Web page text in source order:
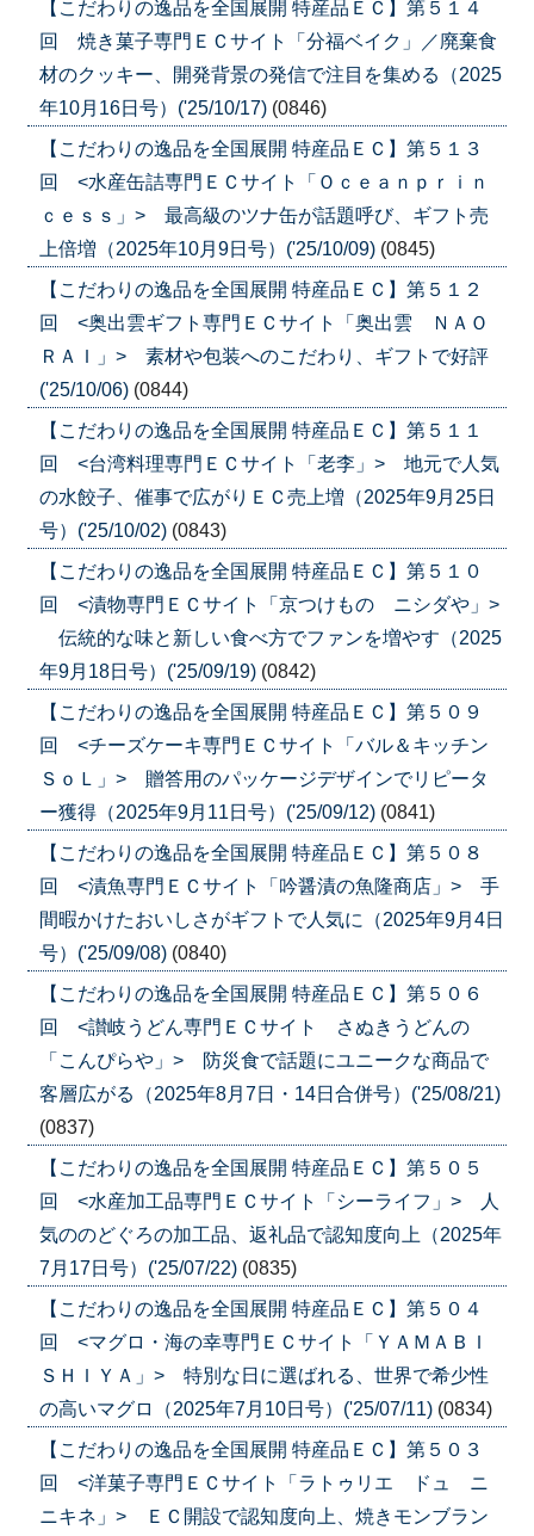
【こだわりの逸品を全国展開 特産品ＥＣ】第５１４
回 焼き菓子専門ＥＣサイト「分福ベイク」／廃棄食
材のクッキー、開発背景の発信で注目を集める（2025
年10月16日号）('25/10/17) (0846)
【こだわりの逸品を全国展開 特産品ＥＣ】第５１３
回 <水産缶詰専門ＥＣサイト「Ｏｃｅａｎｐｒｉｎ
ｃｅｓｓ」> 最高級のツナ缶が話題呼び、ギフト売
上倍増（2025年10月9日号）('25/10/09) (0845)
【こだわりの逸品を全国展開 特産品ＥＣ】第５１２
回 <奥出雲ギフト専門ＥＣサイト「奥出雲 ＮＡＯ
ＲＡＩ」> 素材や包装へのこだわり、ギフトで好評
('25/10/06) (0844)
【こだわりの逸品を全国展開 特産品ＥＣ】第５１１
回 <台湾料理専門ＥＣサイト「老李」> 地元で人気
の水餃子、催事で広がりＥＣ売上増（2025年9月25日
号）('25/10/02) (0843)
【こだわりの逸品を全国展開 特産品ＥＣ】第５１０
回 <漬物専門ＥＣサイト「京つけもの ニシダや」>
伝統的な味と新しい食べ方でファンを増やす（2025
年9月18日号）('25/09/19) (0842)
【こだわりの逸品を全国展開 特産品ＥＣ】第５０９
回 <チーズケーキ専門ＥＣサイト「バル＆キッチン
ＳｏＬ」> 贈答用のパッケージデザインでリピータ
ー獲得（2025年9月11日号）('25/09/12) (0841)
【こだわりの逸品を全国展開 特産品ＥＣ】第５０８
回 <漬魚専門ＥＣサイト「吟醤漬の魚隆商店」> 手
間暇かけたおいしさがギフトで人気に（2025年9月4日
号）('25/09/08) (0840)
【こだわりの逸品を全国展開 特産品ＥＣ】第５０６
回 <讃岐うどん専門ＥＣサイト さぬきうどんの
「こんぴらや」> 防災食で話題にユニークな商品で
客層広がる（2025年8月7日・14日合併号）('25/08/21)
(0837)
【こだわりの逸品を全国展開 特産品ＥＣ】第５０５
回 <水産加工品専門ＥＣサイト「シーライフ」> 人
気ののどぐろの加工品、返礼品で認知度向上（2025年
7月17日号）('25/07/22) (0835)
【こだわりの逸品を全国展開 特産品ＥＣ】第５０４
回 <マグロ・海の幸専門ＥＣサイト「ＹＡＭＡＢＩ
ＳＨＩＹＡ」> 特別な日に選ばれる、世界で希少性
の高いマグロ（2025年7月10日号）('25/07/11) (0834)
【こだわりの逸品を全国展開 特産品ＥＣ】第５０３
回 <洋菓子専門ＥＣサイト「ラトゥリエ ドュ ニ
ニキネ」> ＥＣ開設で認知度向上、焼きモンブラン